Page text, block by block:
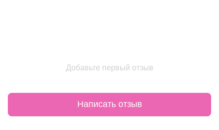
Добавьте первый отзыв
Написать отзыв